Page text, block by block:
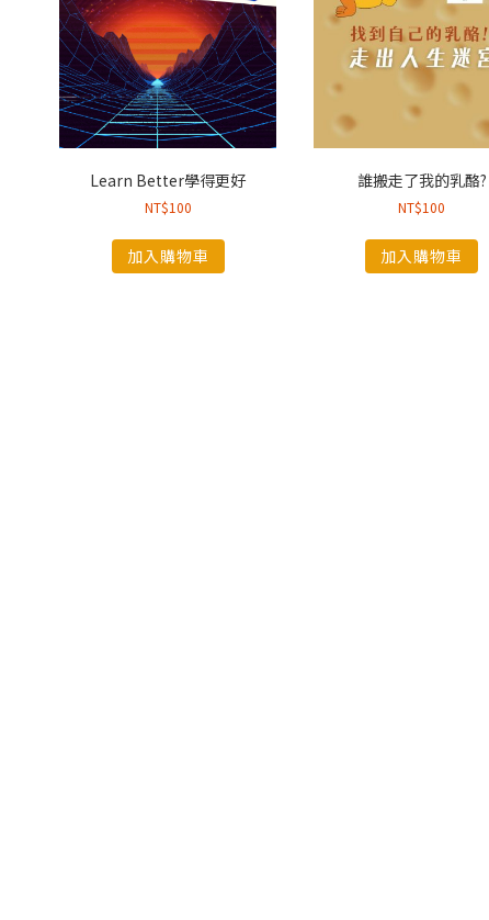
Learn Better學得更好
NT$100
加入購物車
誰搬走了我的乳酪?
NT$100
加入購物車